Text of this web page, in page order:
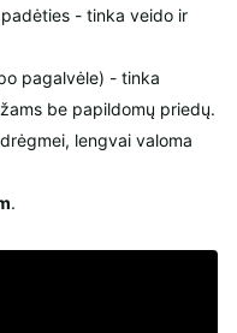
- tinka veido ir
pagalvėle) - tinka
be papildomų priedų.
lengvai valoma
.